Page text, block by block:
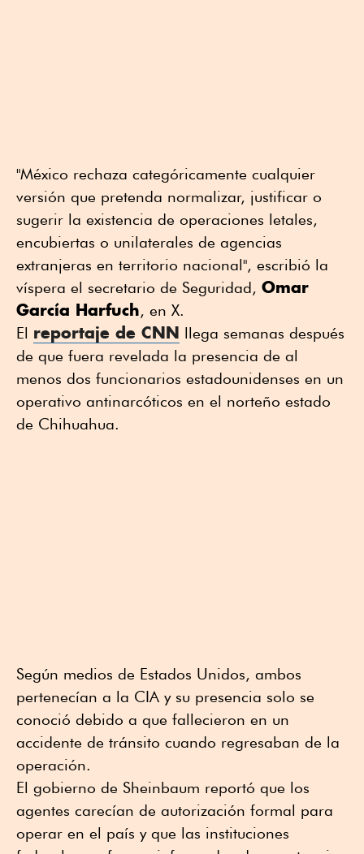
"México rechaza categóricamente cualquier
versión que pretenda normalizar, justificar o
sugerir la existencia de operaciones letales,
encubiertas o unilaterales de agencias
extranjeras en territorio nacional", escribió la
víspera el secretario de Seguridad, Omar
García Harfuch, en X.
El reportaje de CNN llega semanas después
de que fuera revelada la presencia de al
menos dos funcionarios estadounidenses en un
operativo antinarcóticos en el norteño estado
de Chihuahua.
Según medios de Estados Unidos, ambos
pertenecían a la CIA y su presencia solo se
conoció debido a que fallecieron en un
accidente de tránsito cuando regresaban de la
operación.
El gobierno de Sheinbaum reportó que los
agentes carecían de autorización formal para
operar en el país y que las instituciones